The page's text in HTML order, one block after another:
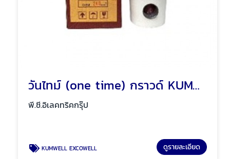
วันไทม์ (one time) กราวด์ KUMWELL EXCOWELL พัทยา ชลบุรี
พี.ซี.อิเลคทริคกรุ๊ป
KUMWELL EXCOWELL ดูรายละเอียด